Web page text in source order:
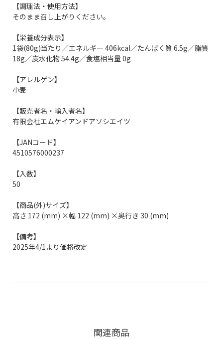
【調理法・使用方法】
そのまま召し上がりください。
【栄養成分表示】
1袋(80g)当たり／エネルギー 406kcal／たんぱく質 6.5g／脂質
18g／炭水化物 54.4g／食塩相当量 0g
【アレルゲン】
小麦
【販売者名・輸入者名】
有限会社エムケイアンドアソシエイツ
【JANコード】
4510576000237
【入数】
50
【商品(外)サイズ】
高さ 172 (mm) ×幅 122 (mm) ×奥行き 30 (mm)
【備考】
2025年4/1より価格改定
関連商品